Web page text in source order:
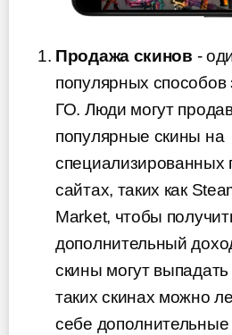
Продажа скинов -
популярных способов
ГО. Люди могут
популярные скины на
специализированных
сайтах, таких как
Market, чтобы
дополнительный
скины могут
таких скинах можно
себе дополнительные